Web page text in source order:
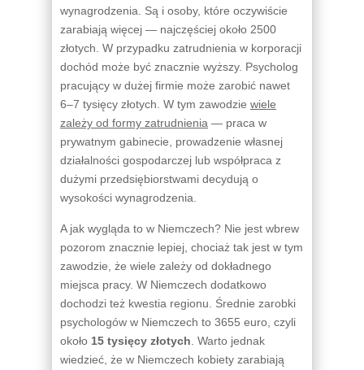
wynagrodzenia. Są i osoby, które oczywiście
zarabiają więcej — najczęściej około 2500
złotych. W przypadku zatrudnienia w korporacji
dochód może być znacznie wyższy. Psycholog
pracujący w dużej firmie może zarobić nawet
6–7 tysięcy złotych. W tym zawodzie wiele
zależy od formy zatrudnienia — praca w
prywatnym gabinecie, prowadzenie własnej
działalności gospodarczej lub współpraca z
dużymi przedsiębiorstwami decydują o
wysokości wynagrodzenia.
A jak wygląda to w Niemczech? Nie jest wbrew
pozorom znacznie lepiej, chociaż tak jest w tym
zawodzie, że wiele zależy od dokładnego
miejsca pracy. W Niemczech dodatkowo
dochodzi też kwestia regionu. Średnie zarobki
psychologów w Niemczech to 3655 euro, czyli
około 15 tysięcy złotych . Warto jednak
wiedzieć, że w Niemczech kobiety zarabiają